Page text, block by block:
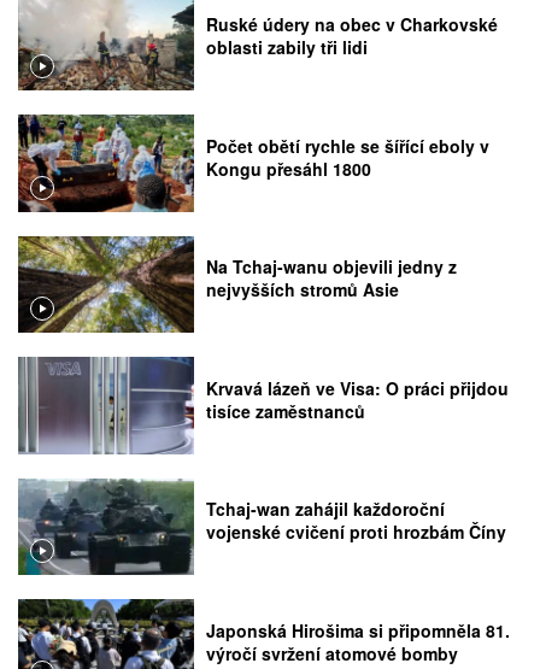
Ruské údery na obec v Charkovské
oblasti zabily tři lidi
Počet obětí rychle se šířící eboly v
Kongu přesáhl 1800
Na Tchaj-wanu objevili jedny z
nejvyšších stromů Asie
Krvavá lázeň ve Visa: O práci přijdou
tisíce zaměstnanců
Tchaj-wan zahájil každoroční
vojenské cvičení proti hrozbám Číny
Japonská Hirošima si připomněla 81.
výročí svržení atomové bomby